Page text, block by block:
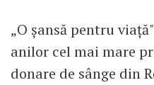
„O șansă pentru
anilor cel mai mare
donare de sânge din